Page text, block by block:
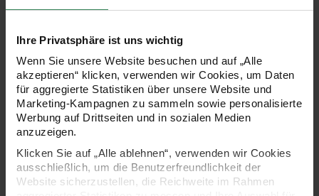
Ihre Privatsphäre ist uns wichtig
Wenn Sie unsere Website besuchen und auf „Alle
akzeptieren“ klicken, verwenden wir Cookies, um Daten
für aggregierte Statistiken über unsere Website und
Marketing-Kampagnen zu sammeln sowie personalisierte
Werbung auf Drittseiten und in sozialen Medien
anzuzeigen.
Klicken Sie auf „Alle ablehnen“, verwenden wir Cookies
ausschließlich, um die Benutzerfreundlichkeit der
Website sicherzustellen, die Reichweite im Rahmen
Frottierware verspricht Formbeständigkeit und Langlebigkeit.
verwöhnen die Haut zugleich. Am unteren Ende befindet sich
eine eingewebte Aidabordüre zum Besticken. Hier können Sie
Ihre Motive ganz nach Lust und Laune mit Bildern, Mustern
oder Namen aufbringen. Ein besticktes Duschtuch ist ein
besonderer Blickfang in Ihrem Badezimmer und auch immer
ein sehr schönes individuelles Geschenk zum Geburtstag,
zur Hochzeit, zur Geburt, zum Jubiläum oder zu Weihnachten.